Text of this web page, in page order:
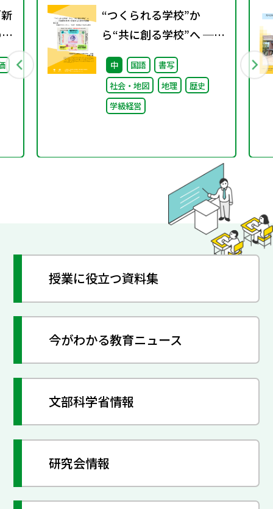
“つくられる学校”か
ら“共に創る学校”へ ──
不確実な時代に応答する
小津中の実践 第三回
「共創プロジェク
ト」“好き”が社会とつな
中 国語
書写
社会・地図
地理
歴史
学級経営
授業に役立つ資料集
今がわかる教育ニュース
文部科学省情報
研究会情報